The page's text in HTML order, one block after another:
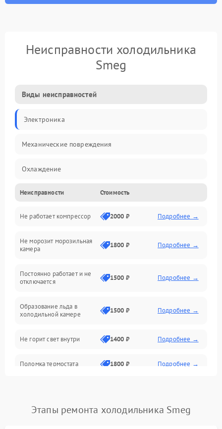
Неисправности холодильника
Smeg
Виды неисправностей
Электроника
Механические повреждения
Охлаждение
Механика
Электропитание
Дренаж
Неисправности Стоимость
Не работает компрессор 2000 ₽ Подробнее →
Не морозит морозильная
камера
1800 ₽ Подробнее →
Постоянно работает и не
отключается
1500 ₽ Подробнее →
Образование льда в
холодильной камере
1500 ₽ Подробнее →
Не горит свет внутри 1400 ₽ Подробнее →
Поломка термостата 1800 ₽ Подробнее →
Поломка системы No Frost 2600 ₽ Подробнее →
Этапы ремонта холодильника Smeg